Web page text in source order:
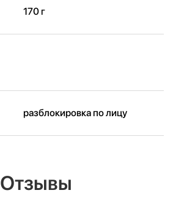
170 г
разблокировка по лицу
Отзывы